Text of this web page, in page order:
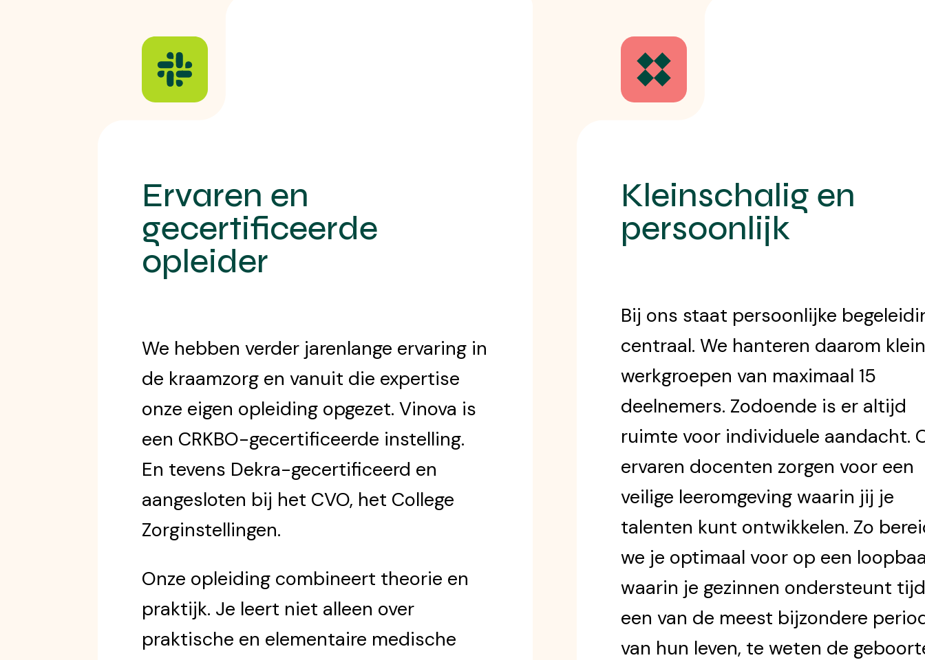
Ervaren en
gecertificeerde
opleider
We hebben verder jarenlange ervaring in
de kraamzorg en vanuit die expertise
onze eigen opleiding opgezet. Vinova is
een CRKBO-gecertificeerde instelling.
En tevens Dekra-gecertificeerd en
aangesloten bij het CVO, het College
Zorginstellingen.
Onze opleiding combineert theorie en
praktijk. Je leert niet alleen over
praktische en elementaire medische
Kleinschalig en
persoonlijk
Bij ons staat persoonlijke
centraal. We hanteren daarom
werkgroepen van maximaal 15
deelnemers. Zodoende is er altijd
ruimte voor individuele aandacht.
ervaren docenten zorgen voor een
veilige leeromgeving waarin jij je
talenten kunt ontwikkelen. Zo
we je optimaal voor op een
waarin je gezinnen ondersteunt
een van de meest bijzondere
van hun leven, te weten de